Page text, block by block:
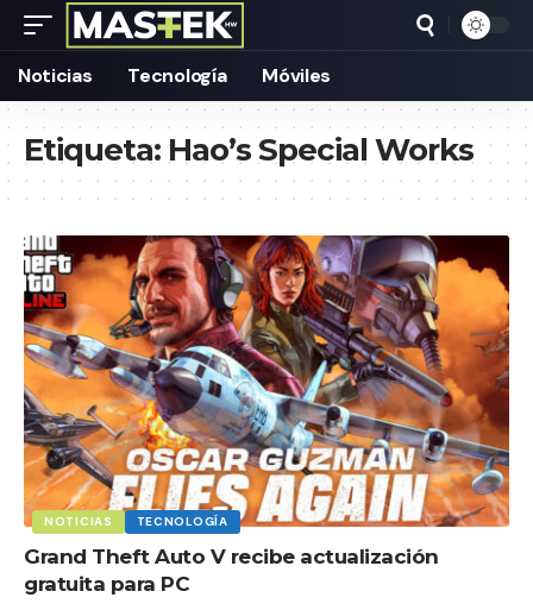
Noticias Tecnología Móviles
Etiqueta:Hao’s Special Works
NOTICIAS TECNOLOGÍA
Grand Theft Auto V recibe actualización
gratuita para PC